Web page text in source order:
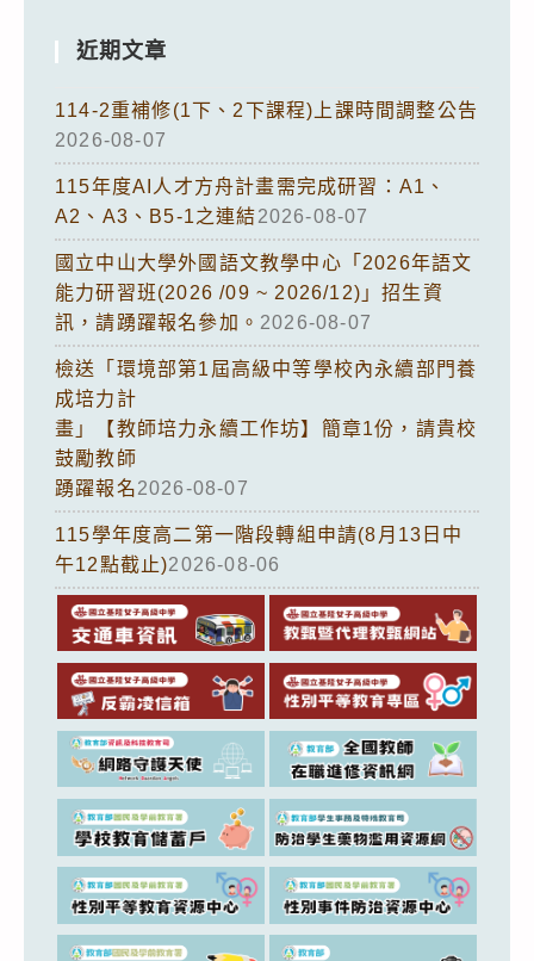
近期文章
114-2重補修(1下、2下課程)上課時間調整公告
2026-08-07
115年度AI人才方舟計畫需完成研習：A1、
A2、A3、B5-1之連結2026-08-07
國立中山大學外國語文教學中心「2026年語文
能力研習班(2026 /09 ~ 2026/12)」招生資
訊，請踴躍報名參加。 2026-08-07
檢送「環境部第1屆高級中等學校內永續部門養
成培力計
畫」【教師培力永續工作坊】簡章1份，請貴校
鼓勵教師
踴躍報名2026-08-07
115學年度高二第一階段轉組申請(8月13日中
午12點截止)2026-08-06